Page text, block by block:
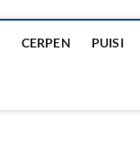
CERPEN PUISI